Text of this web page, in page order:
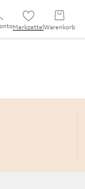
Merkzettel Warenkorb